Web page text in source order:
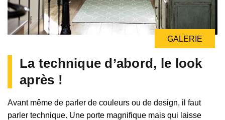
GALERIE
GALERIE
GALERIE
La technique d’abord, le look
après !
Avant même de parler de couleurs ou de design, il faut
parler technique. Une porte magnifique mais qui laisse